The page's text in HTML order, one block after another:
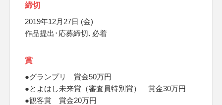
締切
2019年12月27日 (金)
作品提出･応募締切､必着
賞
●グランプリ 賞金50万円
●とよはし未来賞（審査員特別賞） 賞金30万円
●観客賞 賞金20万円